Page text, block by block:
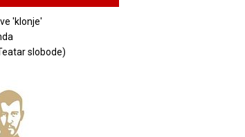
'klonje'
slobode)